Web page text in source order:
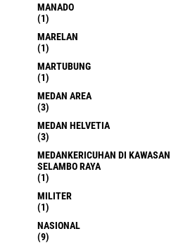
MANADO
(1)
MARELAN
(1)
MARTUBUNG
(1)
MEDAN AREA
(3)
MEDAN HELVETIA
(3)
MEDANKERICUHAN DI KAWASAN
SELAMBO RAYA
(1)
MILITER
(1)
NASIONAL
(9)